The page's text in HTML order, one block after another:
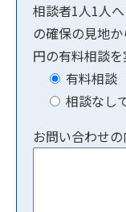
相談者1人1人
の確保の見地
円の有料相談を
有料相談
相談なし
お問い合わせ